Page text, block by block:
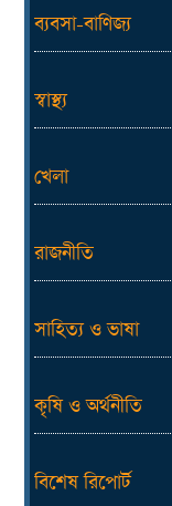
ব্যবসা-বাণিজ্য
স্বাস্থ্য
খেলা
রাজনীতি
সাহিত্য ও ভাষা
কৃষি ও অর্থনীতি
বিশেষ রিপোর্ট